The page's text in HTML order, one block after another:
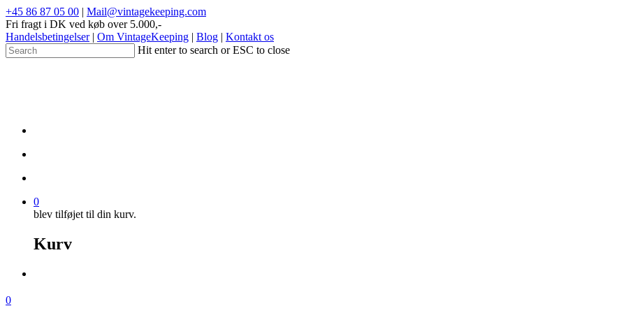
+45 86 87 05 00 | Mail@vintagekeeping.com
Fri fragt i DK ved køb over 5.000,-
Handelsbetingelser| Om VintageKeeping | Blog | Kontakt os
Hit enter to search or ESC to close
0
blev tilføjet til din kurv.
Kurv
0